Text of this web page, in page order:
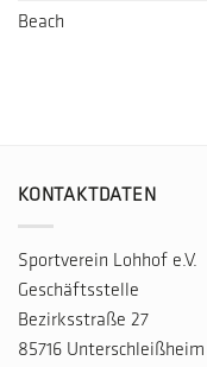
Beach
KONTAKTDATEN
Sportverein Lohhof e.V.
Geschäftsstelle
Bezirksstraße 27
85716 Unterschleißheim